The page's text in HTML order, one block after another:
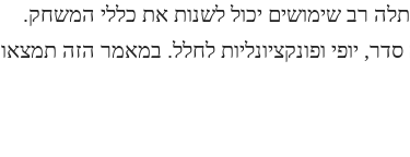
רב שימושים יכול לשנות את כללי המשחק.
יופי ופונקציונליות לחלל. במאמר הזה תמצאו